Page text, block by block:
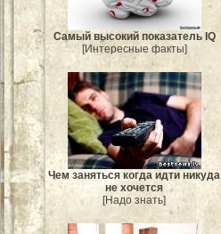
Самый высокий показатель IQ
[Интересные факты]
Чем заняться когда идти никуда
не хочется
[Надо знать]